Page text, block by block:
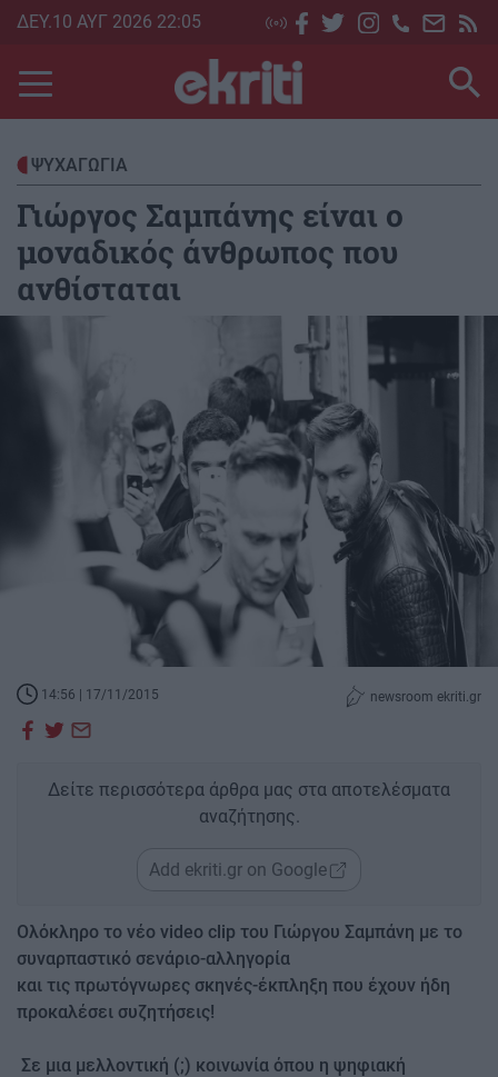
Skip
main
content
ΔΕΥ.10 ΑΥΓ 2026 22:05
ΨΥΧΑΓΩΓΙΑ
Γιώργος Σαμπάνης είναι ο
μοναδικός άνθρωπος που
ανθίσταται
14:56 | 17/11/2015 newsroom ekriti.gr
Δείτε περισσότερα άρθρα μας στα αποτελέσματα
αναζήτησης.
Add ekriti.gr on Google
Ολόκληρο τo νέο video clip του Γιώργου Σαμπάνη με το
συναρπαστικό σενάριο-αλληγορία
και τις πρωτόγνωρες σκηνές-έκπληξη που έχουν ήδη
προκαλέσει συζητήσεις!
Σε μια μελλοντική (;) κοινωνία όπου η ψηφιακή